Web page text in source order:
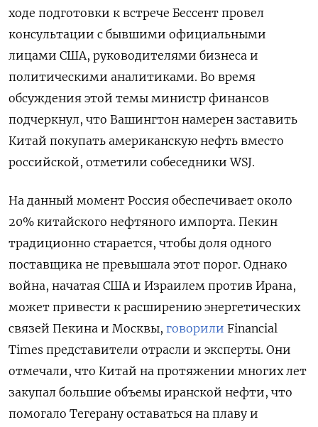
ходе подготовки к встрече Бессент провел
консультации с бывшими официальными
лицами США, руководителями бизнеса и
политическими аналитиками. Во время
обсуждения этой темы министр финансов
подчеркнул, что Вашингтон намерен заставить
Китай покупать американскую нефть вместо
российской, отметили собеседники WSJ.
На данный момент Россия обеспечивает около
20% китайского нефтяного импорта. Пекин
традиционно старается, чтобы доля одного
поставщика не превышала этот порог. Однако
война, начатая США и Израилем против Ирана,
может привести к расширению энергетических
связей Пекина и Москвы, говорили Financial
Times представители отрасли и эксперты. Они
отмечали, что Китай на протяжении многих лет
закупал большие объемы иранской нефти, что
помогало Тегерану оставаться на плаву и